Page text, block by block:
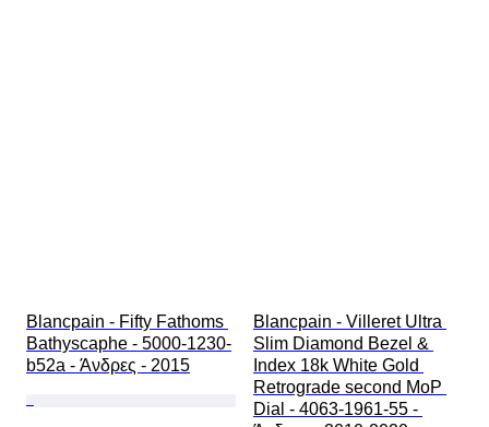
Blancpain - Fifty Fathoms
Bathyscaphe - 5000-1230-
b52a - Άνδρες - 2015
Blancpain - Villeret Ultra
Slim Diamond Bezel &
Index 18k White Gold
Retrograde second MoP
Dial - 4063-1961-55 -